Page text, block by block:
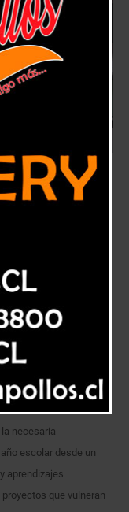
casi 50 participantes
de las
se hizo el
Educación” con el
transversal sobre los
e impulsar acciones
inmediatas a
y
a la realización
necesaria
escolar desde un
aprendizajes
que vulneran